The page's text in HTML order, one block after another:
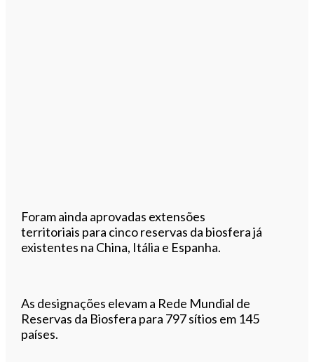
Foram ainda aprovadas extensões
territoriais para cinco reservas da biosfera já
existentes na China, Itália e Espanha.
As designações elevam a Rede Mundial de
Reservas da Biosfera para 797 sítios em 145
países.